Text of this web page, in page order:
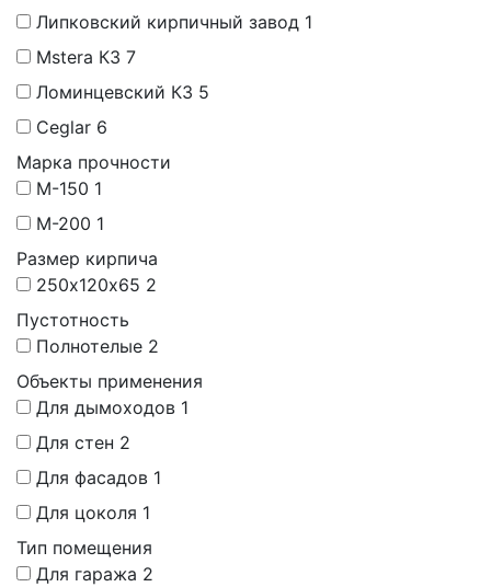
Липковский кирпичный завод 1
Mstera КЗ 7
Ломинцевский КЗ 5
Ceglar 6
Марка прочности
М-150 1
М-200 1
Размер кирпича
250х120х65 2
Пустотность
Полнотелые 2
Объекты применения
Для дымоходов 1
Для стен 2
Для фасадов 1
Для цоколя 1
Тип помещения
Для гаража 2